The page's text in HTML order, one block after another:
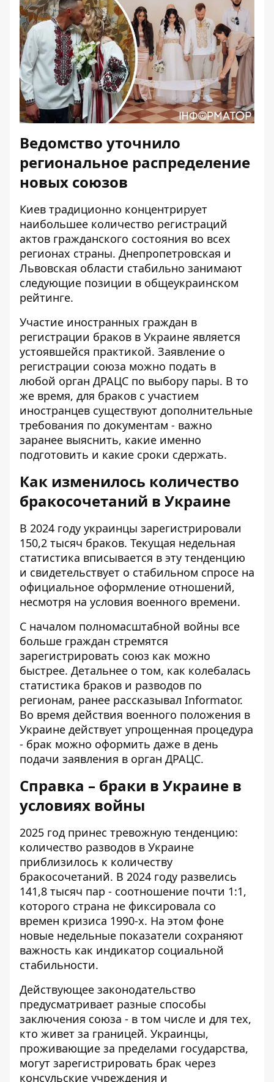
Ведомство уточнило
региональное распределение
новых союзов
Киев традиционно концентрирует
наибольшее количество регистраций
актов гражданского состояния во всех
регионах страны. Днепропетровская и
Львовская области стабильно занимают
следующие позиции в общеукраинском
рейтинге.
Участие иностранных граждан в
регистрации браков в Украине является
устоявшейся практикой. Заявление о
регистрации союза можно подать в
любой орган ДРАЦС по выбору пары. В то
же время, для браков с участием
иностранцев существуют дополнительные
требования по документам - важно
заранее выяснить, какие именно
подготовить и какие сроки сдержать.
Как изменилось количество
бракосочетаний в Украине
В 2024 году украинцы зарегистрировали
150,2 тысяч браков. Текущая недельная
статистика вписывается в эту тенденцию
и свидетельствует о стабильном спросе на
официальное оформление отношений,
несмотря на условия военного времени.
С началом полномасштабной войны все
больше граждан стремятся
зарегистрировать союз как можно
быстрее. Детальнее о том, как колебалась
статистика браков и разводов по
регионам, ранее рассказывал Informator.
Во время действия военного положения в
Украине действует упрощенная процедура
- брак можно оформить даже в день
подачи заявления в орган ДРАЦС.
Справка – браки в Украине в
условиях войны
2025 год принес тревожную тенденцию:
количество разводов в Украине
приблизилось к количеству
бракосочетаний. В 2024 году развелись
141,8 тысяч пар - соотношение почти 1:1,
которого страна не фиксировала со
времен кризиса 1990-х. На этом фоне
новые недельные показатели сохраняют
важность как индикатор социальной
стабильности.
Действующее законодательство
предусматривает разные способы
заключения союза - в том числе и для тех,
кто живет за границей. Украинцы,
проживающие за пределами государства,
могут зарегистрировать брак через
консульские учреждения и